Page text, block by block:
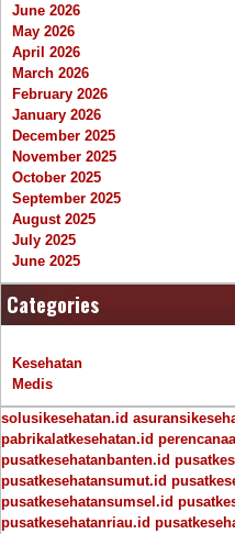
June 2026
May 2026
April 2026
March 2026
February 2026
January 2026
December 2025
November 2025
October 2025
September 2025
August 2025
July 2025
June 2025
Categories
Kesehatan
Medis
solusikesehatan.id
pabrikalatkesehatan.id
pusatkesehatanbanten.id
pusatkesehatansumut.id
pusatkesehatansumsel.id
pusatkesehatanriau.id